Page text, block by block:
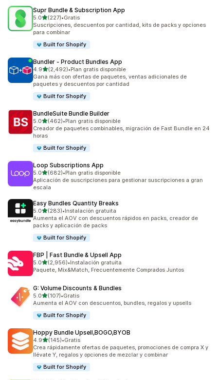
Supr Bundle & Subscription App
5.0de 5 estrellas
(227)
227 reseñas en total
•Gratis
Suscripciones, descuentos por cantidad, kits de packs y opciones
para combinar
Built for Shopify
Bundler ‑ Product Bundles App
4.9de 5 estrellas
(2,492)
2492 reseñas en total
•Plan gratis disponible
Gana más con ofertas de paquetes, ventas adicionales de
paquetes y descuentos por cantidad
Built for Shopify
BundleSuite Bundle Builder
5.0de 5 estrellas
(462)
462 reseñas en total
•Plan gratis disponible
Creador de paquetes combinables, migración de Fast Bundle en 24
horas
Built for Shopify
Loop Subscriptions App
5.0de 5 estrellas
(682)
682 reseñas en total
•Plan gratis disponible
Aplicación de suscripciones para gestionar suscripciones a gran
escala
Easy Bundles Quantity Breaks
5.0de 5 estrellas
(283)
283 reseñas en total
•Instalación gratuita
Aumenta el AOV con descuentos rápidos en packs, creador de
packs y aplicación de packs
Built for Shopify
FBP | Fast Bundle & Upsell App
5.0de 5 estrellas
(2,956)
2956 reseñas en total
•Instalación gratuita
Paquete, Mix&Match, Frecuentemente Comprados Juntos
G: Volume Discounts & Bundles
5.0de 5 estrellas
(107)
107 reseñas en total
•Gratis
Aumenta el AOV con descuentos, bundles, regalos y upsells
Built for Shopify
Hoppy Bundle Upsell,BOGO,BYOB
4.9de 5 estrellas
(145)
145 reseñas en total
•Gratis
Crea rápidamente ofertas de paquetes, promociones de compra X y
llévate Y, regalos y opciones de mezclar y combinar
Built for Shopify